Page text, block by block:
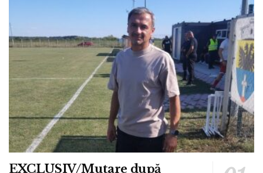
EXCLUSIV/Mutare după